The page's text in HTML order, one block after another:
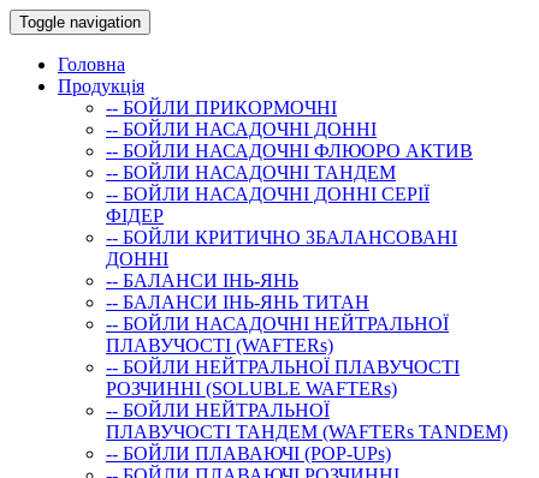
Toggle navigation
Головна
Продукція
-- БОЙЛИ ПРИКОРМОЧНI
-- БОЙЛИ НАСАДОЧНI ДОННI
-- БОЙЛИ НАСАДОЧНІ ФЛЮОРО АКТИВ
-- БОЙЛИ НАСАДОЧНІ ТАНДЕМ
-- БОЙЛИ НАСАДОЧНI ДОННI СЕРIÏ
ФIДЕР
-- БОЙЛИ КРИТИЧНО ЗБАЛАНСОВАНІ
ДОННІ
-- БАЛАНСИ ІНЬ-ЯНЬ
-- БАЛАНСИ ІНЬ-ЯНЬ ТИТАН
-- БОЙЛИ НАСАДОЧНI НЕЙТРАЛЬНОÏ
ПЛАВУЧОСТI (WAFTERs)
-- БОЙЛИ НЕЙТРАЛЬНОЇ ПЛАВУЧОСТІ
РОЗЧИННІ (SOLUBLE WAFTERs)
-- БОЙЛИ НЕЙТРАЛЬНОЇ
ПЛАВУЧОСТІ ТАНДЕМ (WAFTERs TANDEM)
-- БОЙЛИ ПЛАВАЮЧІ (POP-UPs)